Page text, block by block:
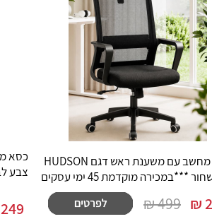
כסא מחשב עם משענת ראש דגם HUDSON
***במכירה מוקדמת 45 ימי עסקים
₪
499 ₪
249